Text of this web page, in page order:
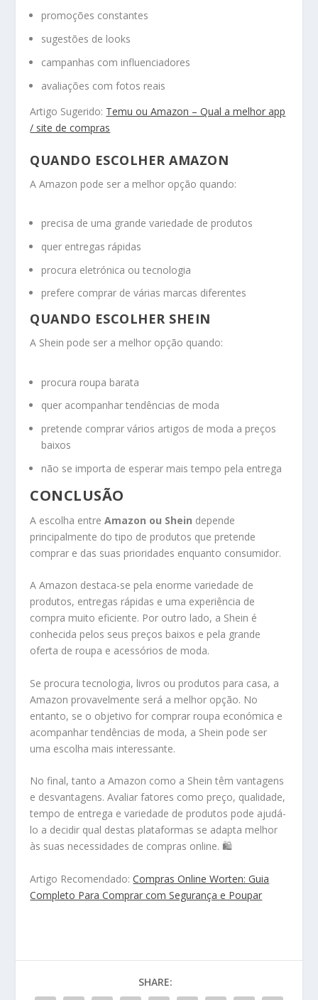
promoções constantes
sugestões de looks
campanhas com influenciadores
avaliações com fotos reais
Artigo Sugerido: Temu ou Amazon – Qual a melhor app
/ site de compras
QUANDO ESCOLHER AMAZON
A Amazon pode ser a melhor opção quando:
precisa de uma grande variedade de produtos
quer entregas rápidas
procura eletrónica ou tecnologia
prefere comprar de várias marcas diferentes
QUANDO ESCOLHER SHEIN
A Shein pode ser a melhor opção quando:
procura roupa barata
quer acompanhar tendências de moda
pretende comprar vários artigos de moda a preços
baixos
não se importa de esperar mais tempo pela entrega
CONCLUSÃO
A escolha entreAmazon ou Shein depende
principalmente do tipo de produtos que pretende
comprar e das suas prioridades enquanto consumidor.
A Amazon destaca-se pela enorme variedade de
produtos, entregas rápidas e uma experiência de
compra muito eficiente. Por outro lado, a Shein é
conhecida pelos seus preços baixos e pela grande
oferta de roupa e acessórios de moda.
Se procura tecnologia, livros ou produtos para casa, a
Amazon provavelmente será a melhor opção. No
entanto, se o objetivo for comprar roupa económica e
acompanhar tendências de moda, a Shein pode ser
uma escolha mais interessante.
No final, tanto a Amazon como a Shein têm vantagens
e desvantagens. Avaliar fatores como preço, qualidade,
tempo de entrega e variedade de produtos pode ajudá-
lo a decidir qual destas plataformas se adapta melhor
às suas necessidades de compras online. 🛍️
Artigo Recomendado:Compras Online Worten: Guia
Completo Para Comprar com Segurança e Poupar
SHARE: